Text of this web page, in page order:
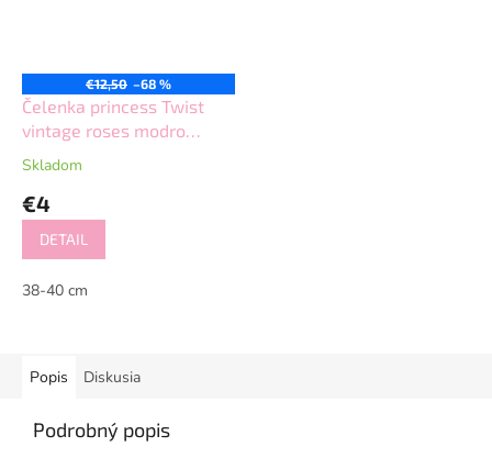
€12,50 –68 %
Čelenka princess Twist
vintage roses modro
Skladom
€4
DETAIL
38-40 cm
Popis Diskusia
Podrobný popis